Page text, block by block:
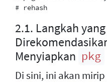
2.1. Langkah yang
Menyiapkan pkg
Di sini, ini akan